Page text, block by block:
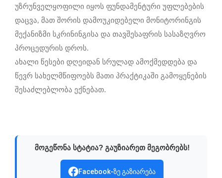
უზრუნველყოფილი იყოს ფუნდამენტური უფლებების
დაცვა, მათ შორის დამოუკიდებელი მონიტორინგის
მექანიზმი სკრინინგისა და თავშესაფრის სასაზღვრო
პროცედურის დროს.
ახალი წესები დღეიდან სრულად ამოქმედდება და
წევრ სახელმწიფოებს მათი პრაქტიკაში გამოყენების
შესაძლებლობა ექნებათ.
მოგეწონა სტატია? გაუზიარეთ მეგობრებს!
Facebook-ზე გაზიარება